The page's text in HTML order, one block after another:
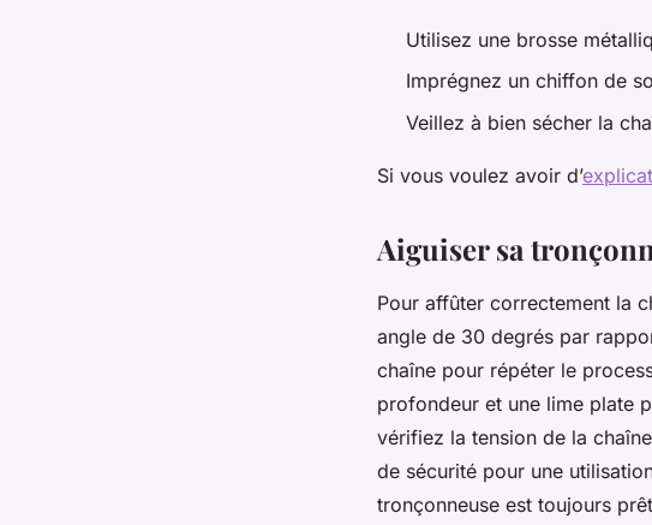
Utilisez une brosse
Imprégnez un chiffon de
Veillez à bien sécher la
Si vous voulez avoir d’
Aiguiser sa
Pour affûter correctement la
angle de 30 degrés par
chaîne pour répéter le
profondeur et une lime plate
vérifiez la tension de la
de sécurité pour une
tronçonneuse est toujours